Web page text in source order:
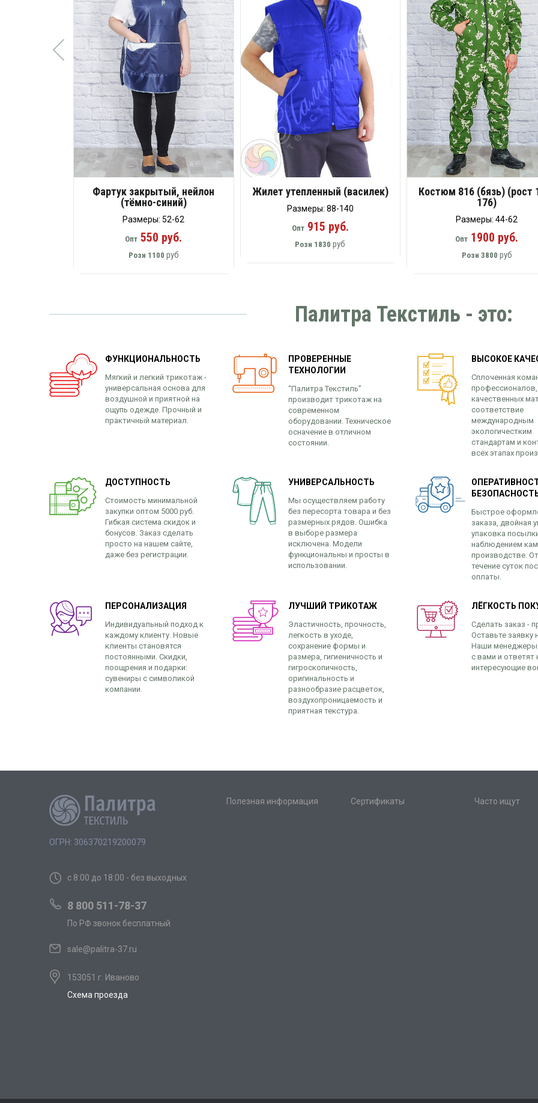
Фартук закрытый, нейлон
(тёмно-синий)
Размеры: 52-62
Опт 550 руб.
Розн 1100 руб
Жилет утепленный (василек)
Размеры: 88-140
Опт915 руб.
Розн 1830 руб
Костюм 816 (бязь) (рост
176)
Размеры: 44-62
Опт 1900 руб.
Розн 3800 руб
Палитра Текстиль - это:
ФУНКЦИОНАЛЬНОСТЬ
Мягкий и легкий трикотаж -
универсальная основа для
воздушной и приятной на
ощупь одежде. Прочный и
практичный материал.
ПРОВЕРЕННЫЕ
ТЕХНОЛОГИИ
“Палитра Текстиль”
производит трикотаж на
современном
оборудовании. Техническое
осначение в отличном
состоянии.
ВЫСОКОЕ
Сплоченная
качественных
соответствие
международным
экологичестким
стандартам и
всех этапах
ДОСТУПНОСТЬ
Стоимость минимальной
закупки оптом 5000 руб.
Гибкая система скидок и
бонусов. Заказ сделать
просто на нашем сайте,
даже без регистрации.
УНИВЕРСАЛЬНОСТЬ
Мы осуществляем работу
без пересорта товара и без
размерных рядов. Ошибка
в выборе размера
исключена. Модели
функциональны и просты в
использовании.
Быстрое
заказа, двойная
упаковка
наблюдением
производстве.
течение суток
оплаты.
ПЕРСОНАЛИЗАЦИЯ
Индивидуальный подход к
каждому клиенту. Новые
клиенты становятся
постоянными. Скидки,
поощрения и подарки:
сувениры с символикой
компании.
ЛУЧШИЙ ТРИКОТАЖ
Эластичность, прочность,
легкость в уходе,
сохранение формы и
размера, гигиеничность и
гигроскопичность,
оригинальность и
разнообразие расцветок,
воздухопроницаемость и
приятная текстура.
ЛЁГКОСТЬ
Сделать заказ -
Оставьте заявку
Наши менеджеры
с вами и ответят
интересующие
ОГРН: 306370219200079
с 8:00 до 18:00 - без выходных
8 800 511-78-37
По РФ звонок бесплатный
sale@palitra-37.ru
153051 г. Иваново
Схема проезда
Полезная информация Сертификаты Часто ищут